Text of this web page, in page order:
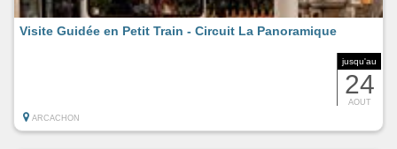
jusqu'au
24
AOUT
Visite Guidée en Petit Train - Circuit La Panoramique
ARCACHON